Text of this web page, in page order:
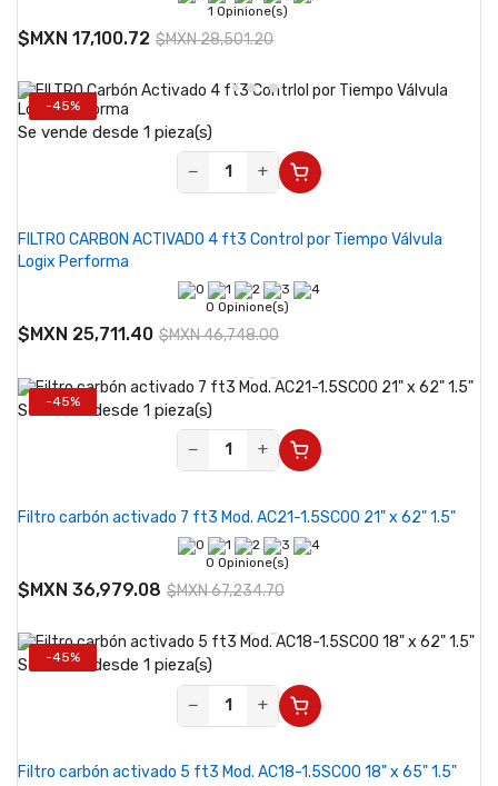
1 Opinione(s)
$MXN 17,100.72 $MXN 28,501.20
-45%
Se vende desde 1 pieza(s)
−
+
FILTRO CARBON ACTIVADO 4 ft3 Control por Tiempo Válvula
Logix Performa
0 Opinione(s)
$MXN 25,711.40 $MXN 46,748.00
-45%
Se vende desde 1 pieza(s)
−
+
Filtro carbón activado 7 ft3 Mod. AC21-1.5SC00 21" x 62" 1.5"
0 Opinione(s)
$MXN 36,979.08 $MXN 67,234.70
-45%
Se vende desde 1 pieza(s)
−
+
Filtro carbón activado 5 ft3 Mod. AC18-1.5SC00 18" x 65" 1.5"